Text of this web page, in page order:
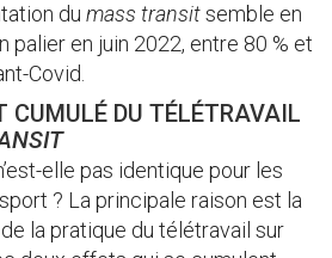
du mass transitsemble en
palier en juin 2022, entre 80 % et
Covid.
CUMULÉ DU TÉLÉTRAVAIL
elle pas identique pour les
? La principale raison est la
la pratique du télétravail sur